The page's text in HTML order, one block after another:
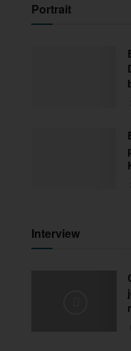
Portrait
Interview